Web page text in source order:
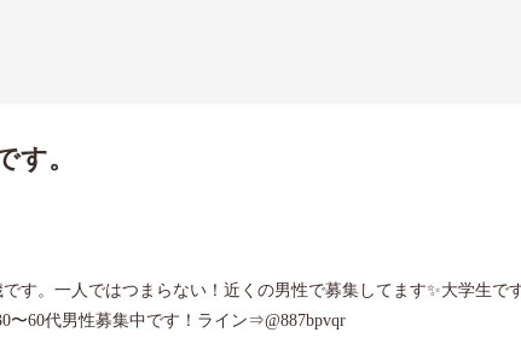
す。
す。一人ではつまらない！近くの男性で募集してます✨大学生で